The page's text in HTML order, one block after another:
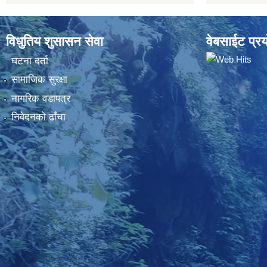
विधुतिय शुसासन सेवा
घटना दर्ता
सामाजिक सुरक्षा
नागरिक वडापत्र
निवेदनकाे ढाँचा
वेबसाईट